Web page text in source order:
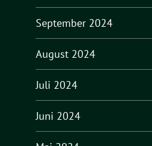
September 2024
August 2024
Juli 2024
Juni 2024